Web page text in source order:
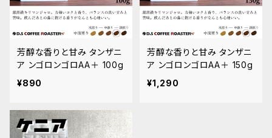
芳醇な香りと甘み タンザニ
ア ンゴロンゴロAA＋ 100g
¥890
芳醇な香りと甘み タンザニ
ア ンゴロンゴロAA＋ 150g
¥1,290